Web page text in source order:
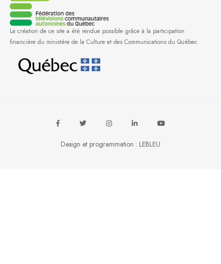
La création de ce site a été rendue possible grâce à la participation
financière du ministère de la Culture et des Communications du Québec
Design et programmation : LEBLEU